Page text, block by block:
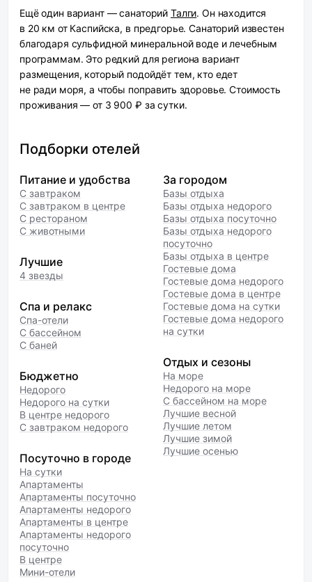
Ещё один вариант — санаторий Талги. Он находится
в 20 км от Каспийска, в предгорье. Санаторий известен
благодаря сульфидной минеральной воде и лечебным
программам. Это редкий для региона вариант
размещения, который подойдёт тем, кто едет
не ради моря, а чтобы поправить здоровье. Стоимость
проживания — от 3 900 ₽ за сутки.
Подборки отелей
Питание и удобства
С завтраком
С завтраком в центре
С рестораном
С животными
Лучшие
4 звезды
Спа и релакс
Спа-отели
С бассейном
С баней
Бюджетно
Недорого
Недорого на сутки
В центре недорого
С завтраком недорого
Посуточно в городе
На сутки
Апартаменты
Апартаменты посуточно
Апартаменты недорого
Апартаменты в центре
Апартаменты недорого
посуточно
В центре
Мини-отели
За городом
Базы отдыха
Базы отдыха недорого
Базы отдыха посуточно
Базы отдыха недорого
посуточно
Базы отдыха в центре
Гостевые дома
Гостевые дома недорого
Гостевые дома в центре
Гостевые дома на сутки
Гостевые дома недорого
на сутки
Отдых и сезоны
На море
Недорого на море
С бассейном на море
Лучшие весной
Лучшие летом
Лучшие зимой
Лучшие осенью